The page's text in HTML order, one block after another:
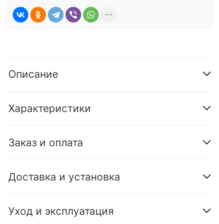
Описание
Характеристики
Заказ и оплата
Доставка и установка
Уход и эксплуатация